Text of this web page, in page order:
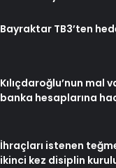
Bayraktar TB3’ten
Kılıçdaroğlu’nun mal
banka hesaplarına
İhraçları istenen
ikinci kez disiplin